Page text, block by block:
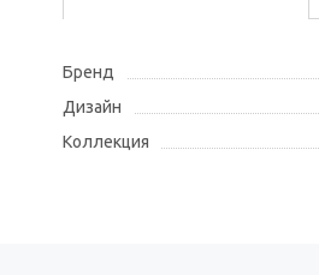
Бренд
Дизайн
Коллекция